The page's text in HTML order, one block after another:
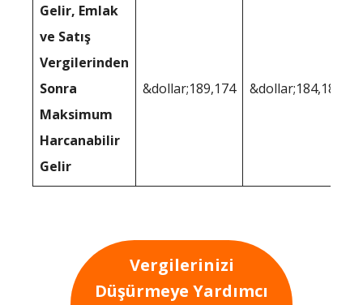
Gelir, Emlak
ve Satış
Vergilerinden
Sonra
Maksimum
Harcanabilir
Gelir
&dollar;189,174 &dollar;184,188
Vergilerinizi
Düşürmeye Yardımcı